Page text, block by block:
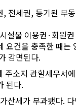
전세권, 등기된 부
설물 이용권·회원
건을 충족한 때
감면된다.
소지 관할세무
된다.
산세가 부과됐다.